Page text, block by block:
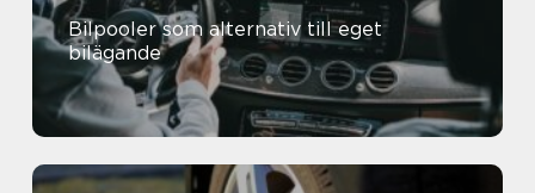
Bilpooler som alternativ till eget
bilägande